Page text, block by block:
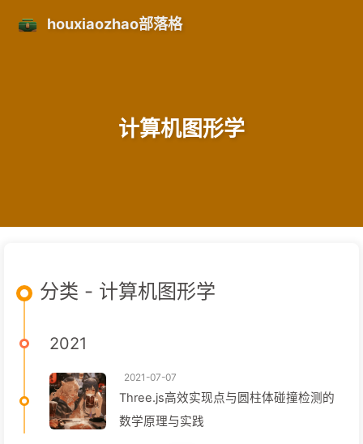
houxiaozhao部落格
计算机图形学
分类 - 计算机图形学
2021
2021-07-07
Three.js高效实现点与圆柱体碰撞检测的
数学原理与实践